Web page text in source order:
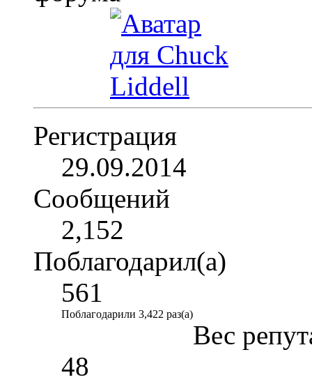
Регистрация
29.09.2014
Сообщений
2,152
Поблагодарил(а)
561
Поблагодарили 3,422 раз(а)
Вес
48